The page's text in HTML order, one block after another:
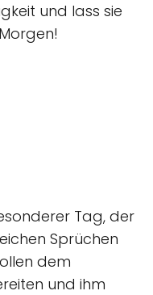
und lass sie
Tag, der
Sprüchen
dem
und ihm